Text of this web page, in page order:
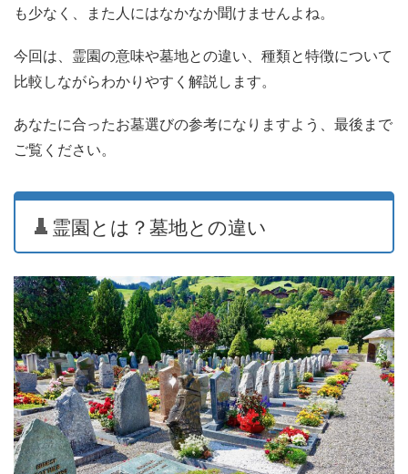
も少なく、また人にはなかなか聞けませんよね。
今回は、霊園の意味や墓地との違い、種類と特徴について
比較しながらわかりやすく解説します。
あなたに合ったお墓選びの参考になりますよう、最後まで
ご覧ください。
霊園とは？墓地との違い